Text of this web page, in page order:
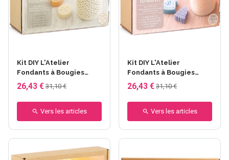
Kit DIY L'Atelier
Fondants à Bougies
Fleuries - Graine
Créative - Fondant
Nature
26,43 € 31,10 €
Vers les articles
Kit DIY L'Atelier
Fondants à Bougies
Fleuries - Graine
Créative - Fondant
bougie hiver
26,43 € 31,10 €
Vers les articles